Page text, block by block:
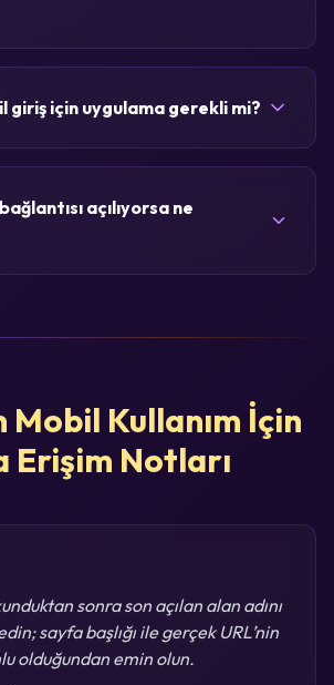
giriş için uygulama gerekli mi?
açılıyorsa ne
Mobil Kullanım İçin
Erişim Notları
sonra son açılan alan adını
sayfa başlığı ile gerçek URL’nin
olduğundan emin olun.